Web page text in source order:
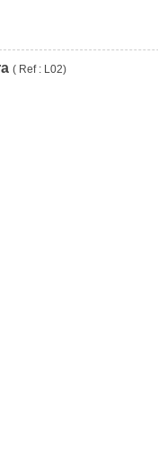
( Ref : L02)